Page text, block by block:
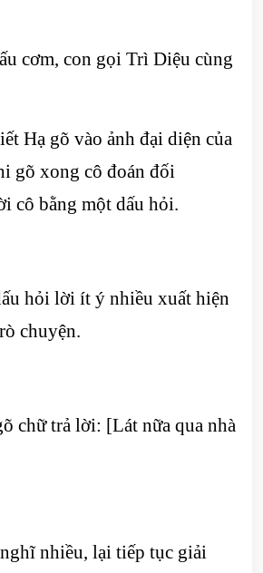
cơm, con gọi Trì Diệu cùng
Hạ gõ vào ảnh đại diện của
gõ xong cô đoán đối
cô bằng một dấu hỏi.
hỏi lời ít ý nhiều xuất hiện
chuyện.
chữ trả lời: [Lát nữa qua nhà
nhiều, lại tiếp tục giải